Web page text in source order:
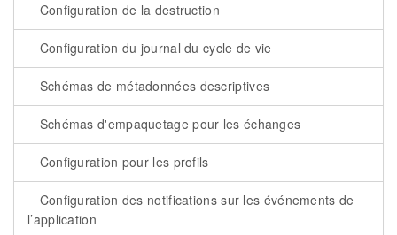
Configuration de la destruction
Configuration du journal du cycle de vie
Schémas de métadonnées descriptives
Schémas d'empaquetage pour les échanges
Configuration pour les profils
Configuration des notifications sur les événements de
l’application